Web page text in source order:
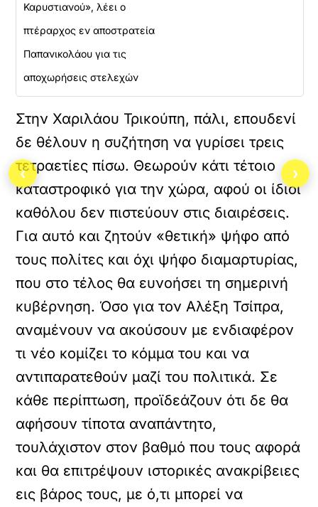
Καρυστιανού», λέει ο
πτέραρχος εν αποστρατεία
Παπανικολάου για τις
αποχωρήσεις στελεχών
Στην Χαριλάου Τρικούπη, πάλι, επουδενί
δε θέλουν η συζήτηση να γυρίσει τρεις
τετραετίες πίσω. Θεωρούν κάτι τέτοιο
καταστροφικό για την χώρα, αφού οι ίδιοι
καθόλου δεν πιστεύουν στις διαιρέσεις.
Για αυτό και ζητούν «θετική» ψήφο από
τους πολίτες και όχι ψήφο διαμαρτυρίας,
που στο τέλος θα ευνοήσει τη σημερινή
κυβέρνηση. Όσο για τον Αλέξη Τσίπρα,
αναμένουν να ακούσουν με ενδιαφέρον
τι νέο κομίζει το κόμμα του και να
αντιπαρατεθούν μαζί του πολιτικά. Σε
κάθε περίπτωση, προϊδεάζουν ότι δε θα
αφήσουν τίποτα αναπάντητο,
τουλάχιστον στον βαθμό που τους αφορά
και θα επιτρέψουν ιστορικές ανακρίβειες
εις βάρος τους, με ό,τι μπορεί να
‹ ›